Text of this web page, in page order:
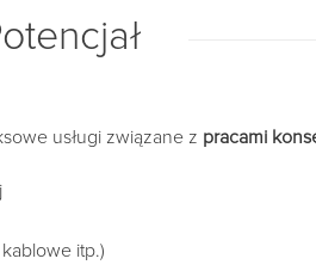
usługi związane z pracami
itp.)